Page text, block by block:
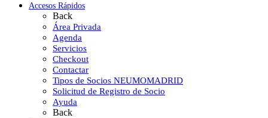
Accesos Rápidos
Back
Área Privada
Agenda
Servicios
Checkout
Contactar
Tipos de Socios NEUMOMADRID
Solicitud de Registro de Socio
Ayuda
Back